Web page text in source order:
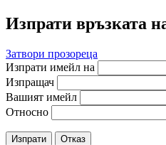
Изпрати връзката
Затвори прозореца
Изпрати имейл на
Изпращач
Вашият имейл
Относно
Изпрати Отказ